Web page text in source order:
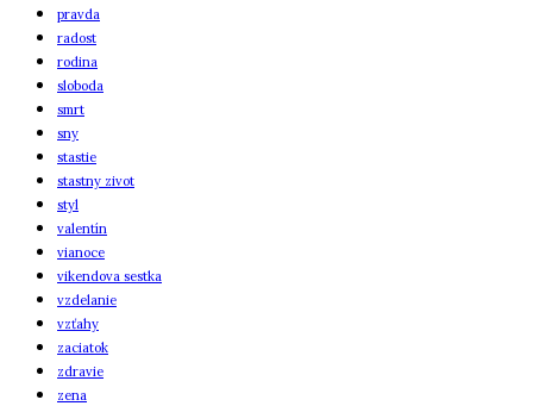
pravda
radost
rodina
sloboda
smrt
sny
stastie
stastny zivot
styl
valentín
vianoce
vikendova sestka
vzdelanie
vzťahy
zaciatok
zdravie
zena